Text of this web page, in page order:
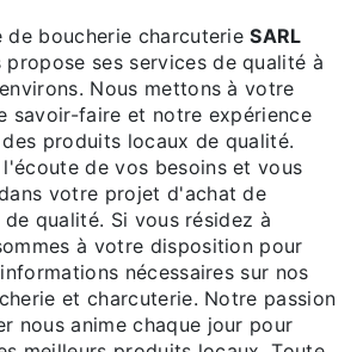
de boucherie charcuterieSARL
propose ses services de qualité à
Nous mettons à votre
savoir-faire et notre expérience
produits locaux de qualité.
l'écoute de vos besoins et vous
votre projet d'achat de
qualité. Si vous résidez à
à votre disposition pour
nécessaires sur nos
et charcuterie. Notre passion
nous anime chaque jour pour